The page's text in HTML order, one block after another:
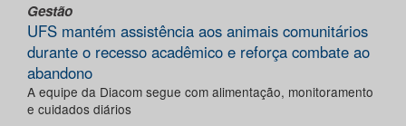
Gestão
UFS mantém assistência aos animais comunitários
durante o recesso acadêmico e reforça combate ao
abandono
A equipe da Diacom segue com alimentação, monitoramento
e cuidados diários